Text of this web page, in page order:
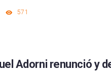
571
Adorni renunció y